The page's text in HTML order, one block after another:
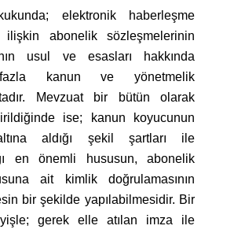
elektronik haberleşme
ilişkin abonelik sözleşmelerinin
usul ve esasları hakkında
kanun ve yönetmelik
Mevzuat bir bütün olarak
ise; kanun koyucunun
aldığı şekil şartları ile
en önemli hususun, abonelik
ait kimlik doğrulamasının
bir şekilde yapılabilmesidir. Bir
gerek elle atılan imza ile